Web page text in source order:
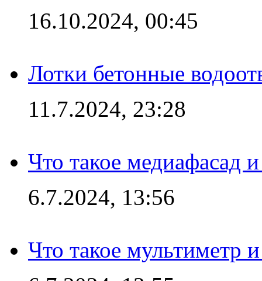
16.10.2024, 00:45
Лотки бетонные
11.7.2024, 23:28
Что такое медиафасад
6.7.2024, 13:56
Что такое мультиметр